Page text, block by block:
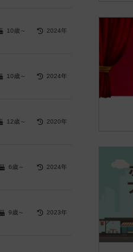
10歳～ 2024年
10歳～ 2024年
12歳～ 2020年
6歳～ 2024年
9歳～ 2023年